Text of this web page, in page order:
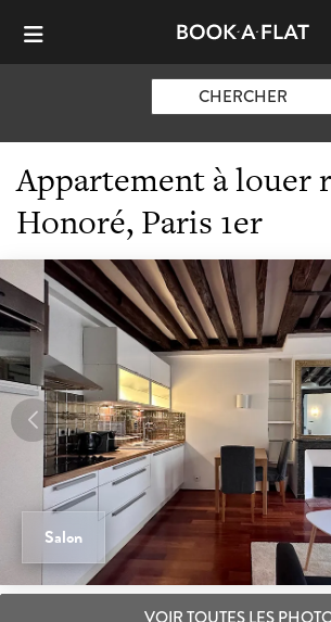
CHERCHER
Appartement à louer
Honoré, Paris 1er
Salon
VOIR TOUTES LES